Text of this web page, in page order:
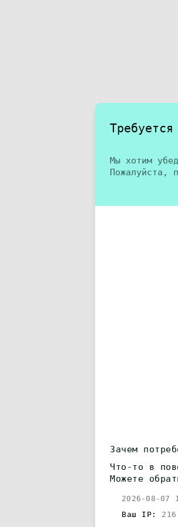
Мы хотим
Пожалуйста,
Зачем
Что-то в
Можете
2026-08-07
Ваш IP: